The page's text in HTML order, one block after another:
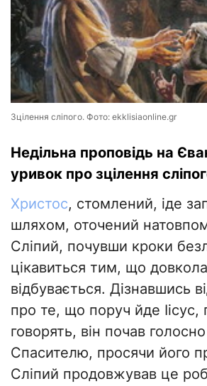
Зцілення сліпого. Фото: ekklisiaonline.gr
Недільна проповідь на
уривок про зцілення
Христос, стомлений, іде
шляхом, оточений
Сліпий, почувши кроки
цікавиться тим, що
відбувається. Дізнавшись
про те, що поруч йде Іісус,
говорять, він почав
Спасителю, просячи його
Сліпий продовжував це